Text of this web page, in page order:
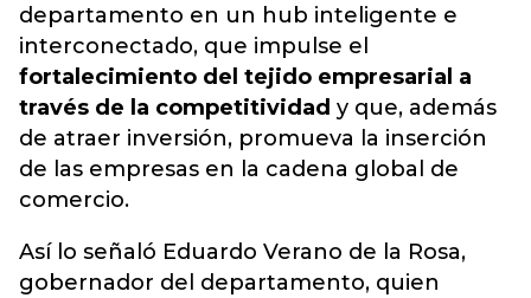
departamento en un hub inteligente e
interconectado, que impulse el
fortalecimiento del tejido empresarial a
través de la competitividad y que, además
de atraer inversión, promueva la inserción
de las empresas en la cadena global de
comercio.
Así lo señaló Eduardo Verano de la Rosa,
gobernador del departamento, quien